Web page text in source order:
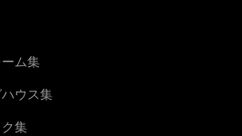
ム集
ウス集
集